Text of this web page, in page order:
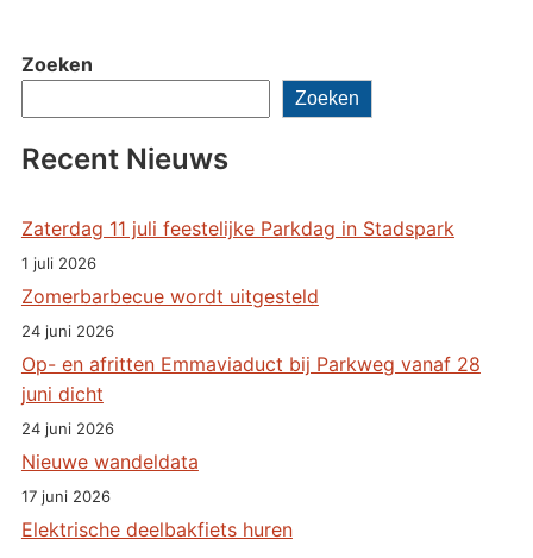
Zoeken
Zoeken
Recent Nieuws
Zaterdag 11 juli feestelijke Parkdag in Stadspark
1 juli 2026
Zomerbarbecue wordt uitgesteld
24 juni 2026
Op- en afritten Emmaviaduct bij Parkweg vanaf 28
juni dicht
24 juni 2026
Nieuwe wandeldata
17 juni 2026
Elektrische deelbakfiets huren